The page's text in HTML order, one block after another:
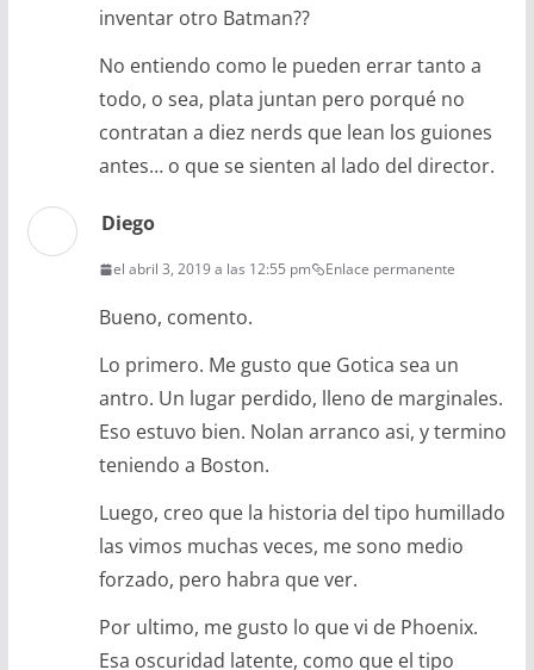
inventar otro Batman??
No entiendo como le pueden errar tanto a
todo, o sea, plata juntan pero porqué no
contratan a diez nerds que lean los guiones
antes… o que se sienten al lado del director.
Diego
el abril 3, 2019 a las 12:55 pm Enlace permanente
Bueno, comento.
Lo primero. Me gusto que Gotica sea un
antro. Un lugar perdido, lleno de marginales.
Eso estuvo bien. Nolan arranco asi, y termino
teniendo a Boston.
Luego, creo que la historia del tipo humillado
las vimos muchas veces, me sono medio
forzado, pero habra que ver.
Por ultimo, me gusto lo que vi de Phoenix.
Esa oscuridad latente, como que el tipo